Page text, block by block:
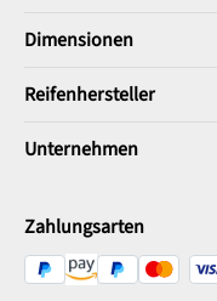
Dimensionen
Reifenhersteller
Unternehmen
Zahlungsarten